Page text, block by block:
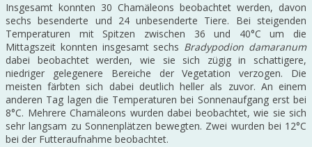
Insgesamt konnten 30 Chamäleons beobachtet werden, davon
sechs besenderte und 24 unbesenderte Tiere. Bei steigenden
Temperaturen mit Spitzen zwischen 36 und 40°C um die
Mittagszeit konnten insgesamt sechs Bradypodion damaranum
dabei beobachtet werden, wie sie sich zügig in schattigere,
niedriger gelegenere Bereiche der Vegetation verzogen. Die
meisten färbten sich dabei deutlich heller als zuvor. An einem
anderen Tag lagen die Temperaturen bei Sonnenaufgang erst bei
8°C. Mehrere Chamäleons wurden dabei beobachtet, wie sie sich
sehr langsam zu Sonnenplätzen bewegten. Zwei wurden bei 12°C
bei der Futteraufnahme beobachtet.